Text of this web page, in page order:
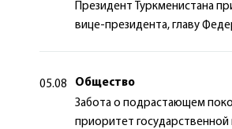
Президент Туркменистана
вице-президента, главу
05.08
Общество
Забота о подрастающем
приоритет государственной